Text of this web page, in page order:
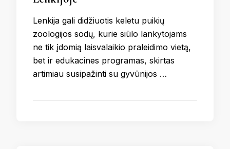
Lenkija gali didžiuotis keletu puikių
zoologijos sodų, kurie siūlo lankytojams
ne tik įdomią laisvalaikio praleidimo vietą,
bet ir edukacines programas, skirtas
artimiau susipažinti su gyvūnijos …